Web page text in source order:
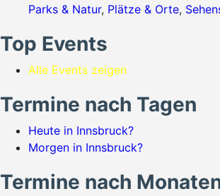
Parks & Natur, Plätze & Orte,
Top Events
Alle Events zeigen
Termine nach Tagen
Heute in Innsbruck?
Morgen in Innsbruck?
Termine nach